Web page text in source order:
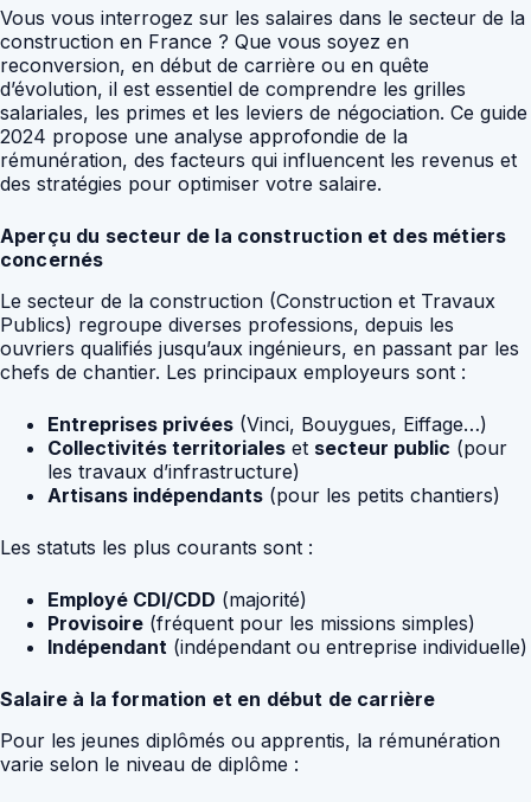
Vous vous interrogez sur les salaires dans le secteur de la
construction en France ? Que vous soyez en
reconversion, en début de carrière ou en quête
d’évolution, il est essentiel de comprendre les grilles
salariales, les primes et les leviers de négociation. Ce guide
2024 propose une analyse approfondie de la
rémunération, des facteurs qui influencent les revenus et
des stratégies pour optimiser votre salaire.
Aperçu du secteur de la construction et des métiers
concernés
Le secteur de la construction (Construction et Travaux
Publics) regroupe diverses professions, depuis les
ouvriers qualifiés jusqu’aux ingénieurs, en passant par les
chefs de chantier. Les principaux employeurs sont :
Entreprises privées (Vinci, Bouygues, Eiffage…)
Collectivités territoriales et secteur public (pour
les travaux d’infrastructure)
Artisans indépendants (pour les petits chantiers)
Les statuts les plus courants sont :
Employé CDI/CDD (majorité)
Provisoire (fréquent pour les missions simples)
Indépendant (indépendant ou entreprise individuelle)
Salaire à la formation et en début de carrière
Pour les jeunes diplômés ou apprentis, la rémunération
varie selon le niveau de diplôme :